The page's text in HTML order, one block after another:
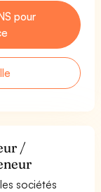
pour
/
sociétés